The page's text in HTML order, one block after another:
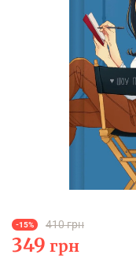
-15% 410 грн
349 грн